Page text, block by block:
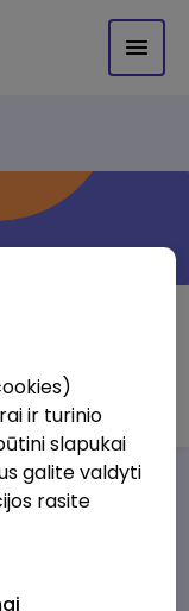
ir turinio
slapukai
galite valdyti
rasite